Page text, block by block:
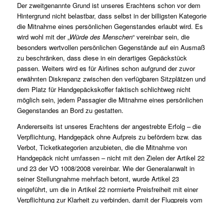
Der zweitgenannte Grund ist unseres Erachtens schon vor dem
Hintergrund nicht belastbar, dass selbst in der billigsten Kategorie
die Mitnahme eines persönlichen Gegenstandes erlaubt wird. Es
wird wohl mit der „Würde des Menschen“ vereinbar sein, die
besonders wertvollen persönlichen Gegenstände auf ein Ausmaß
zu beschränken, dass diese in ein derartiges Gepäckstück
passen. Weiters wird es für Airlines schon aufgrund der zuvor
erwähnten Diskrepanz zwischen den verfügbaren Sitzplätzen und
dem Platz für Handgepäckskoffer faktisch schlichtweg nicht
möglich sein, jedem Passagier die Mitnahme eines persönlichen
Gegenstandes an Bord zu gestatten.
Andererseits ist unseres Erachtens der angestrebte Erfolg – die
Verpflichtung, Handgepäck ohne Aufpreis zu befördern bzw. das
Verbot, Ticketkategorien anzubieten, die die Mitnahme von
Handgepäck nicht umfassen – nicht mit den Zielen der Artikel 22
und 23 der VO 1008/2008 vereinbar. Wie der Generalanwalt in
seiner Stellungnahme mehrfach betont, wurde Artikel 23
eingeführt, um die in Artikel 22 normierte Preisfreiheit mit einer
Verpflichtung zur Klarheit zu verbinden, damit der Flugpreis vom